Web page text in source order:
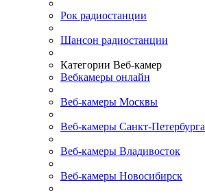
Рок радиостанции
Шансон радиостанции
Категории Веб-камер
Вебкамеры онлайн
Веб-камеры Москвы
Веб-камеры Санкт-Петербурга
Веб-камеры Владивосток
Веб-камеры Новосибирск